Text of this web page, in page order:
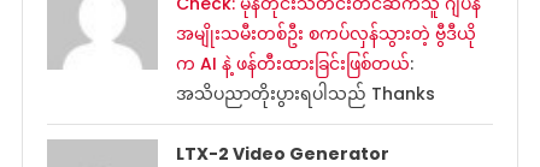
အမျိုးသမီးတစ်ဦး စကပ်လှန်သွားတဲ့ ဗွီဒီယို
က AI နဲ့ ဖန်တီးထားခြင်းဖြစ်တယ်:
အသိပညာတိုးပွားရပါသည် Thanks
LTX-2 Video Generator